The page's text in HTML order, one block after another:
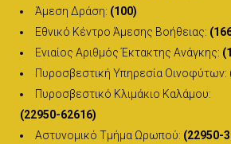
Άμεση Δράση: (100)
Εθνικό Κέντρο Άμεσης Βοήθειας:
Ενιαίος Αριθμός Έκτακτης Ανάγκης:
Πυροσβεστική Υπηρεσία Οινοφύτων:
Πυροσβεστικό Κλιμάκιο Καλάμου:
(22950-62616)
Αστυνομικό Τμήμα Ωρωπού: (22950-